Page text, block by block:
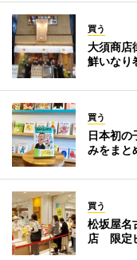
買う
大須商店
鮮いなり
買う
日本初
みをまと
買う
松坂屋名
店 限定